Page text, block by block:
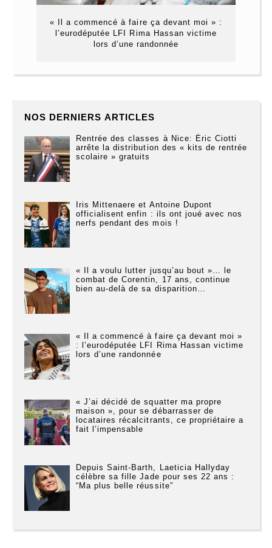
« Il a commencé à faire ça devant moi » :
l’eurodéputée LFI Rima Hassan victime
lors d’une randonnée
NOS DERNIERS ARTICLES
Rentrée des classes à Nice: Éric Ciotti
arrête la distribution des « kits de rentrée
scolaire » gratuits
Iris Mittenaere et Antoine Dupont
officialisent enfin : ils ont joué avec nos
nerfs pendant des mois !
« Il a voulu lutter jusqu’au bout »… le
combat de Corentin, 17 ans, continue
bien au-delà de sa disparition…
« Il a commencé à faire ça devant moi »
: l’eurodéputée LFI Rima Hassan victime
lors d’une randonnée
« J’ai décidé de squatter ma propre
maison », pour se débarrasser de
locataires récalcitrants, ce propriétaire a
fait l’impensable
Depuis Saint-Barth, Laeticia Hallyday
célèbre sa fille Jade pour ses 22 ans :
“Ma plus belle réussite”